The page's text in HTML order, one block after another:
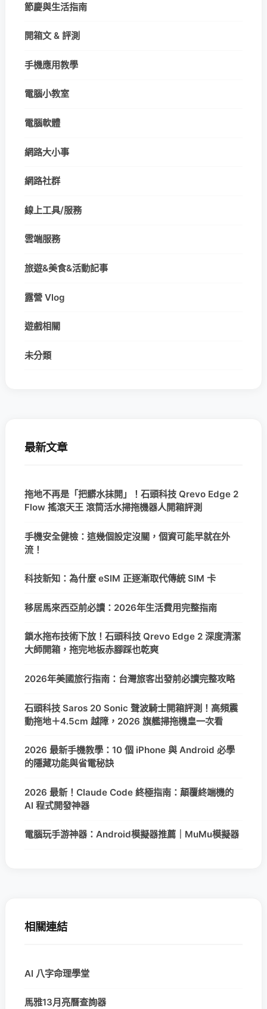
節慶與生活指南
開箱文 & 評測
手機應用教學
電腦小教室
電腦軟體
網路大小事
網路社群
線上工具/服務
雲端服務
旅遊&美食&活動記事
露營 Vlog
遊戲相關
未分類
最新文章
拖地不再是「把髒水抹開」！石頭科技 Qrevo Edge 2
Flow 搖滾天王 滾筒活水掃拖機器人開箱評測
手機安全健檢：這幾個設定沒關，個資可能早就在外
流！
科技新知：為什麼 eSIM 正逐漸取代傳統 SIM 卡
移居馬來西亞前必讀：2026年生活費用完整指南
鎖水拖布技術下放！石頭科技 Qrevo Edge 2 深度清潔
大師開箱，拖完地板赤腳踩也乾爽
2026年美國旅行指南：台灣旅客出發前必讀完整攻略
石頭科技 Saros 20 Sonic 聲波騎士開箱評測！高頻震
動拖地＋4.5cm 越障，2026 旗艦掃拖機皇一次看
2026 最新手機教學：10 個 iPhone 與 Android 必學
的隱藏功能與省電秘訣
2026 最新！Claude Code 終極指南：顛覆終端機的
AI 程式開發神器
電腦玩手游神器：Android模擬器推薦｜MuMu模擬器
相關連結
AI 八字命理學堂
馬雅13月亮曆查詢器